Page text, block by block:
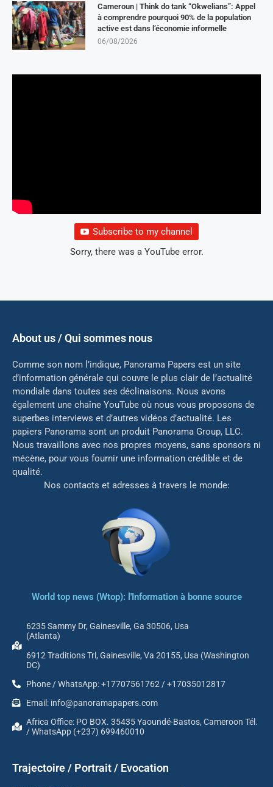
Cameroun | Think do tank “Okwelians”: Appel
à comprendre pourquoi 90% de la population
active est dans l’économie informelle
06/08/2026
Subscribe to my channel
Sorry, there was a YouTube error.
About us / Qui sommes nous
Comme son nom l’indique, Panorama Papers est un site
d’information générale qui couvre le plus clair de l’actualité
mondiale dans toutes ses déclinaisons. Nous avons
également une chaîne YouTube où nous vous proposons de
superbes interviews et d’autres vidéos d’actualité. Les
papiers Panorama sont un produit Panorama Group, LLC.
Nous travaillons avec nos propres moyens, sans sponsors ni
mécène, pour vous fournir une information crédible et de
qualité.
Nos contacts et adresses à travers le monde:
World top news (Wtop): l'Information à bonne source
6235 Sammy Dr, Gainesville, Ga 30506, Usa
(Atlanta)
6912 Traditions Trl, Gainesville, Va 20155, Usa (Washington
DC)
Phone / WhatsApp: +17707561762 / +17035012817
Email: info@panoramapapers.com
Africa Office: PO BOX. 35435 Yaoundé-Bastos, Cameroon Tél.
/ WhatsApp (+237) 699460010
Trajectoire / Portrait / Evocation